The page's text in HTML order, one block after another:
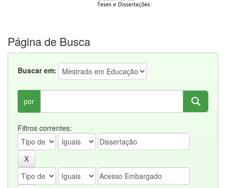
Página de Busca
Buscar em:
por
Filtros correntes: